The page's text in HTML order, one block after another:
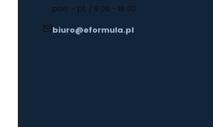
pon. - pt. / 9:00 - 16:00
biuro@eformula.pl